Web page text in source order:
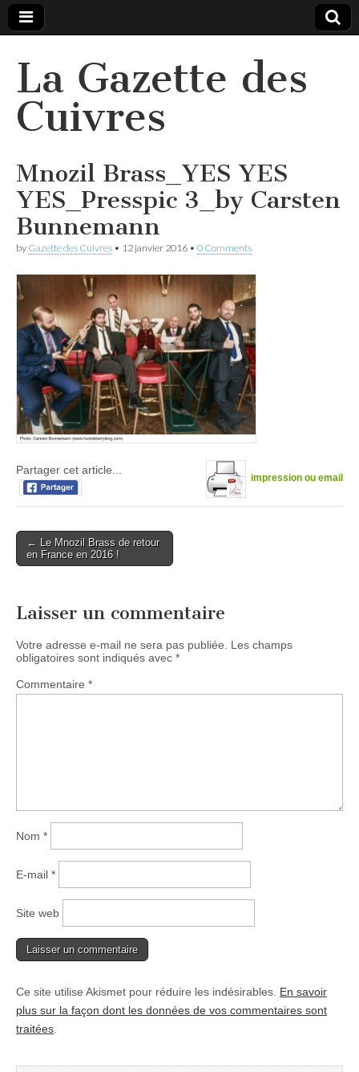
La Gazette des
Cuivres
Mnozil Brass_YES YES
YES_Presspic 3_by Carsten
Bunnemann
by Gazette des Cuivres • 12 janvier 2016 • 0 Comments
impression ou email
Partager cet article...
Post
navigation
← Le Mnozil Brass de retour
en France en 2016 !
Laisser un commentaire
Votre adresse e-mail ne sera pas publiée.
Les champs
obligatoires sont indiqués avec *
Commentaire *
Nom *
E-mail *
Site web
Ce site utilise Akismet pour réduire les indésirables. En savoir
plus sur la façon dont les données de vos commentaires sont
traitées